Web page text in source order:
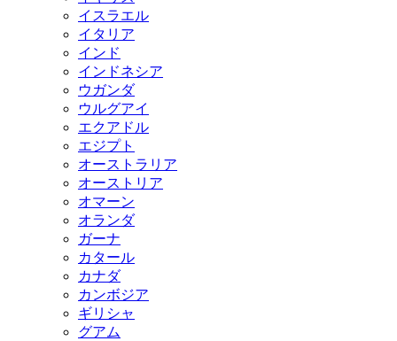
イスラエル
イタリア
インド
インドネシア
ウガンダ
ウルグアイ
エクアドル
エジプト
オーストラリア
オーストリア
オマーン
オランダ
ガーナ
カタール
カナダ
カンボジア
ギリシャ
グアム